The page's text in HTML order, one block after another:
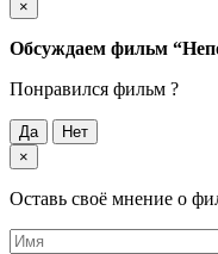
×
Обсуждаем фильм
Понравился фильм ?
Да
Нет
×
Оставь своё мнение о